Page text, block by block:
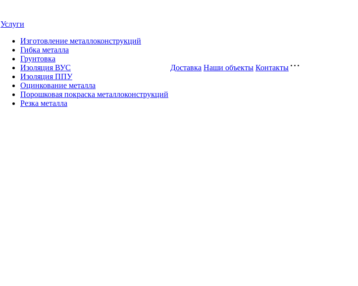
Услуги
Изготовление металлоконструкций
Гибка металла
Грунтовка
Изоляция ВУС
Изоляция ППУ
Оцинкование металла
Порошковая покраска металлоконструкций
Резка металла
Доставка Наши объекты Контакты